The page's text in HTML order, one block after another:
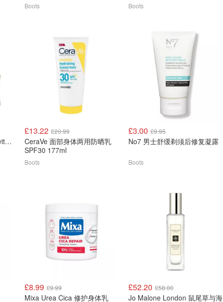
Boots Boots
Lancome Absolue Longevity 赋活柔润面霜 30ml
£13.22 £20.99
CeraVe 面部身体两用防晒乳
SPF30 177ml
Boots
£3.00 £9.95
No7 男士舒缓剃须后修复凝露
Boots
£8.99 £9.99
Mixa Urea Cica 修护身体乳
£52.20 £58.00
Jo Malone London 鼠尾草与海